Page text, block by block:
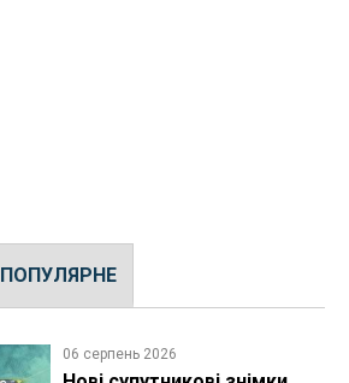
ПОПУЛЯРНЕ
06 серпень 2026